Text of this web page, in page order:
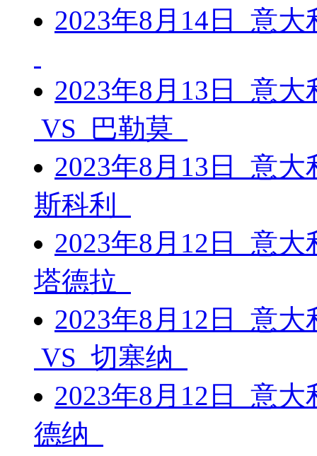
2023年8月14日 意
2023年8月13日 意
VS 巴勒莫
2023年8月13日 意
斯科利
2023年8月12日 意
塔德拉
2023年8月12日 意
VS 切塞纳
2023年8月12日 意
德纳